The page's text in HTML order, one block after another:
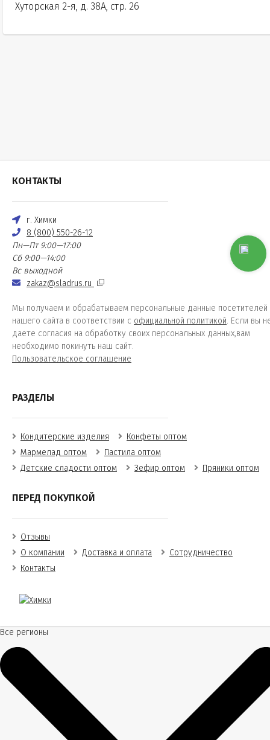
Хуторская 2-я, д. 38А, стр. 26
КОНТАКТЫ
г. Химки
8 (800) 550-26-12
Пн—Пт 9:00—17:00
Сб 9:00—14:00
Вс выходной
zakaz@sladrus.ru
Мы получаем и обрабатываем персональные данные посетителей
нашего сайта в соответствии с официальной политикой. Если вы
даете согласия на обработку своих персональных данных,вам
необходимо покинуть наш сайт.
Пользовательское соглашение
РАЗДЕЛЫ
Кондитерские изделия
Конфеты оптом
Мармелад оптом
Пастила оптом
Детские сладости оптом
Зефир оптом Пряники оптом
ПЕРЕД ПОКУПКОЙ
Отзывы
О компании
Доставка и оплата
Сотрудничество
Контакты
Все регионы